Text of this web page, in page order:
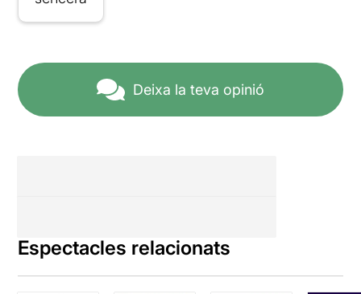
Deixa la teva opinió
Espectacles relacionats